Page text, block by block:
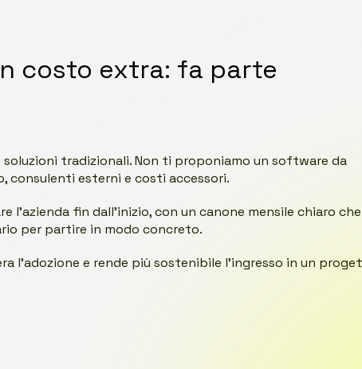
costo extra: fa parte
tradizionali. Non ti proponiamo un software da
consulenti esterni e costi accessori.
l’azienda fin dall’inizio, con un canone mensile chiaro
per partire in modo concreto.
l’adozione e rende più sostenibile l’ingresso in un